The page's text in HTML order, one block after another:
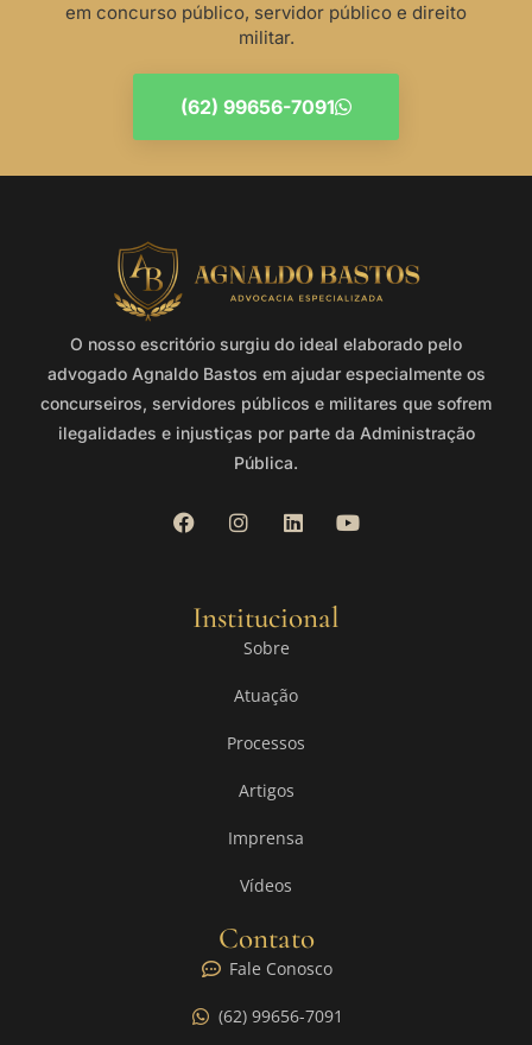
em concurso público, servidor público e direito
militar.
(62) 99656-7091
O nosso escritório surgiu do ideal elaborado pelo
advogado Agnaldo Bastos em ajudar especialmente os
concurseiros, servidores públicos e militares que sofrem
ilegalidades e injustiças por parte da Administração
Pública.
Institucional
Sobre
Atuação
Processos
Artigos
Imprensa
Vídeos
Contato
Fale Conosco
(62) 99656-7091